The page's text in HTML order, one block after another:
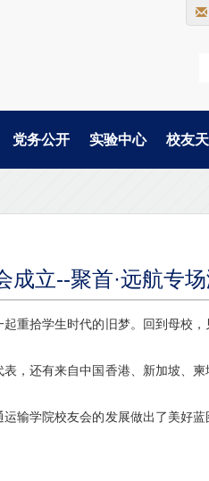
党务公开 实验中心 校友
立--聚首·远航专
重拾学生时代的旧梦。回到母校
，还有来自中国香港、新加坡、
输学院校友会的发展做出了美好